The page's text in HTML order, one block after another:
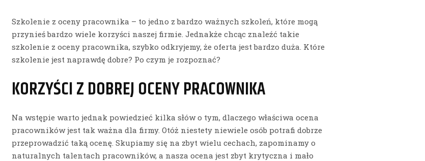
Szkolenie z oceny pracownika – to jedno z bardzo ważnych szkoleń, które mogą
przynieś bardzo wiele korzyści naszej firmie. Jednakże chcąc znaleźć takie
szkolenie z oceny pracownika, szybko odkryjemy, że oferta jest bardzo duża. Które
szkolenie jest naprawdę dobre? Po czym je rozpoznać?
KORZYŚCI Z DOBREJ OCENY PRACOWNIKA
Na wstępie warto jednak powiedzieć kilka słów o tym, dlaczego właściwa ocena
pracowników jest tak ważna dla firmy. Otóż niestety niewiele osób potrafi dobrze
przeprowadzić taką ocenę. Skupiamy się na zbyt wielu cechach, zapominamy o
naturalnych talentach pracowników, a nasza ocena jest zbyt krytyczna i mało